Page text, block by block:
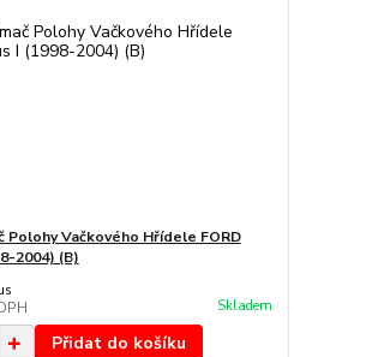
Polohy Vačkového Hřídele FORD
2004) (B)
Skladem
Přidat do košíku